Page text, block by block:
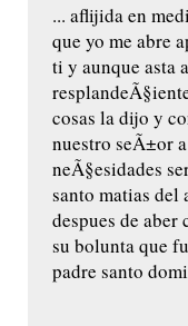
... aflijida en
que yo me abre
ti y aunque asta
cosas la dijo y
nuestro seÃ±or
neÃ§esidades
santo matias
despues de
su bolunta que
padre santo